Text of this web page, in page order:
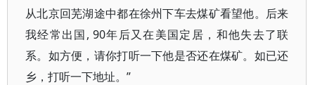
从北京回芜湖途中都在徐州下车去煤矿看望他。后来
我经常出国, 90年后又在美国定居，和他失去了联
系。如方便，请你打听一下他是否还在煤矿。如已还
乡，打听一下地址。”